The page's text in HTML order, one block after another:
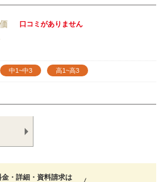
口コミがありません
中1~中3 高1~高3
金・詳細・資料請求は